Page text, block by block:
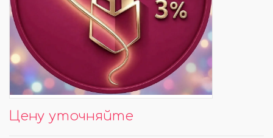
Цену уточняйте